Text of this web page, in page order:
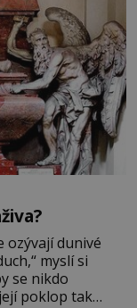
ozývají dunivé
myslí si
se nikdo
poklop tak